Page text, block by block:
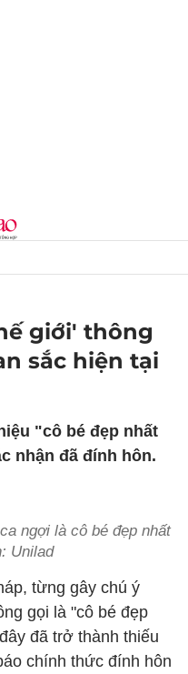
giới' thông
sắc hiện tại
"cô bé đẹp nhất
nhận đã đính hôn.
ngợi là cô bé đẹp nhất
Unilad
từng gây chú ý
gọi là "cô bé đẹp
đã trở thành thiếu
chính thức đính hôn